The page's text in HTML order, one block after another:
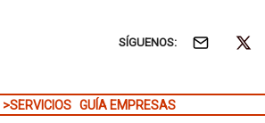
SÍGUENOS:
>SERVICIOS GUÍA EMPRESAS